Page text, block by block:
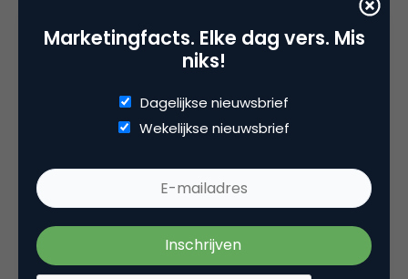
waarin bedrijven op zoek gaan naar promoters op
sociale media. Hij zegt dat het verbergen van het
aantal likes hier niks aan verandert. “Bedrijven
influencer om een ​​beeld te krijgen van hun posts –
en vermoedelijk – zullen deze cijfers ook het aantal
likes moeten bevatten.” Over het algemeen
beschouwt Sabin de test als een positieve stap
voorkomen dat mensen zich zorgen maken over
foto’s of video’s die ze plaatsen en de posts
Marketingfacts. Elke dag vers. Mis
niks!
Dagelijkse nieuwsbrief
Wekelijkse nieuwsbrief